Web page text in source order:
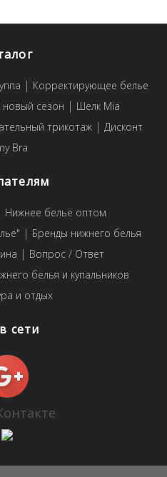
Корректирующее белье
новый сезон
Шелк Mia
трикотаж
Дисконт
Bra
Нижнее бельё оптом
Бренды нижнего белья
Вопрос / Ответ
белья и купальников
и отдых
сети